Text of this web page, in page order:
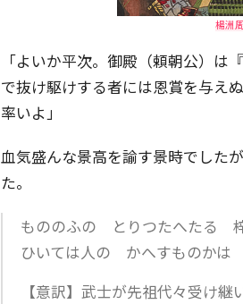
楊洲
「よいか平次。御殿（頼朝公）
で抜け駆けする者には恩賞を与え
率いよ」
血気盛んな景高を諭す景時でした
た。
もののふの とりつたへたる 梓
ひいては人の かへすものかは
【意訳】武士が先祖代々受け